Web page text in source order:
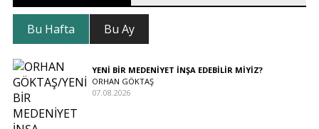
Bu Hafta Bu Ay
YENİ BİR MEDENİYET İNŞA EDEBİLİR MİYİZ?
ORHAN GÖKTAŞ
07.08.2026